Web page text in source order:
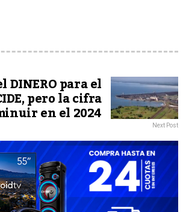
para el
pero la cifra
en el 2024 Next Post